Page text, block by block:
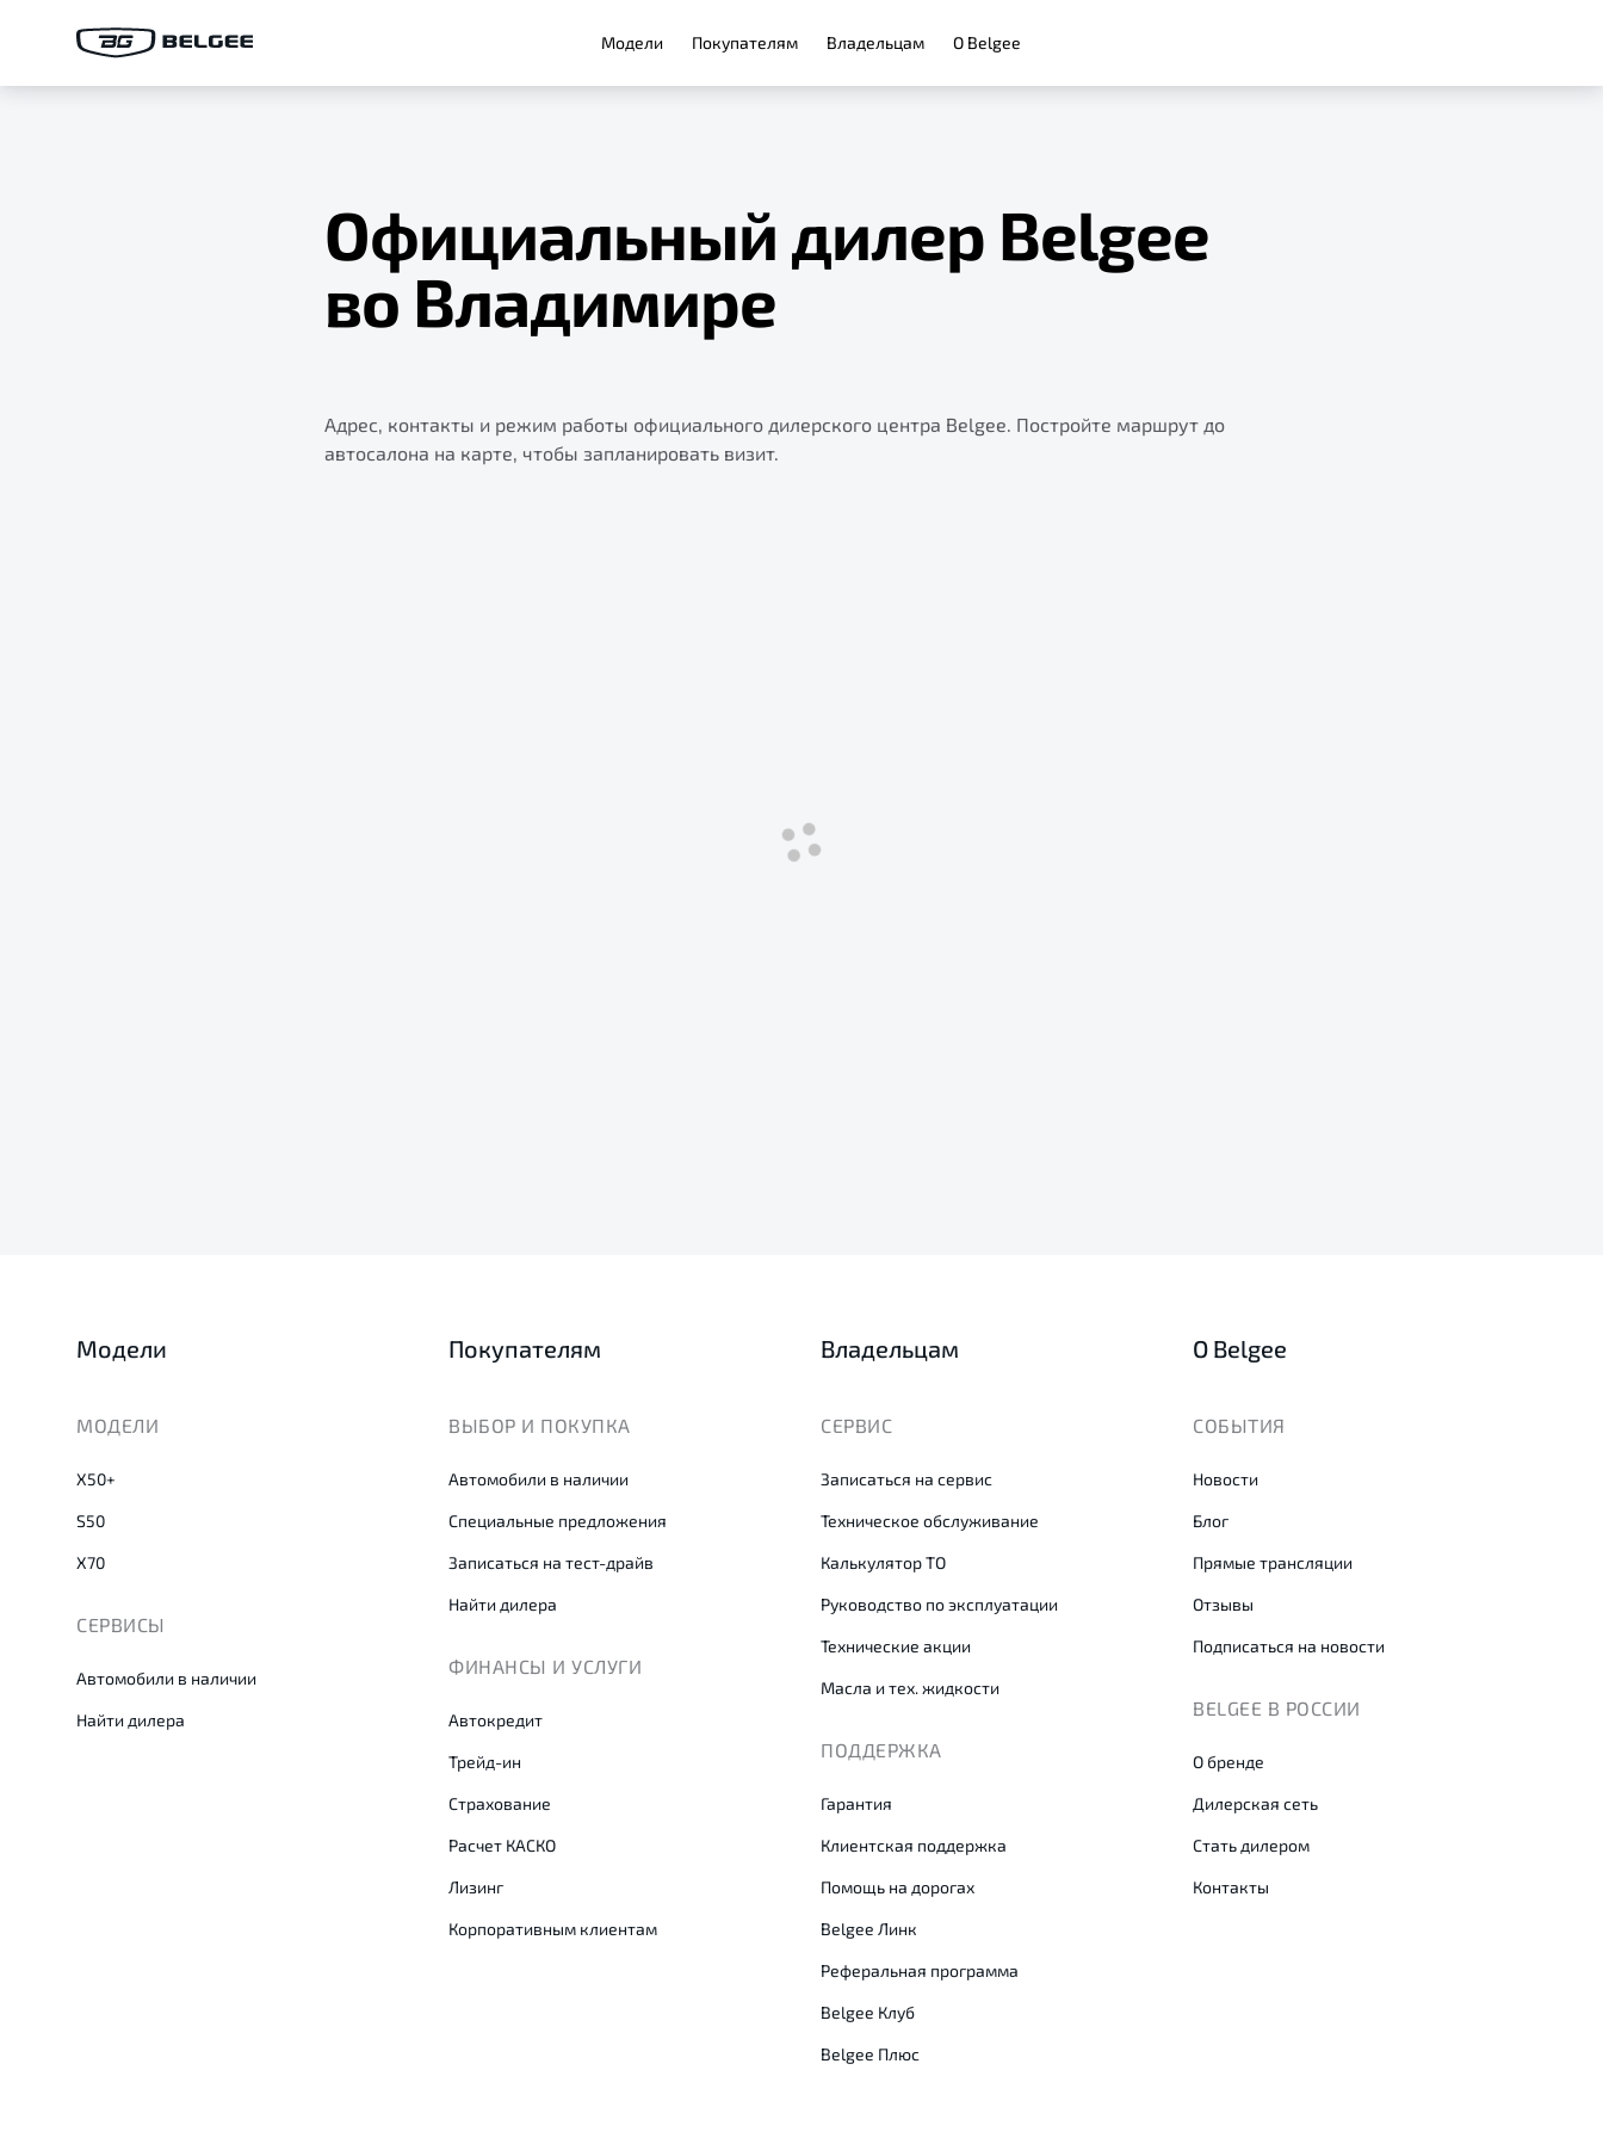
Модели Покупателям Владельцам О Belgee
Официальный дилер Belgee
во Владимире
Адрес, контакты и режим работы официального дилерского центра Belgee. Постройте маршрут до
автосалона на карте, чтобы запланировать визит.
Модели
МОДЕЛИ
X50+
S50
X70
СЕРВИСЫ
Автомобили в наличии
Найти дилера
Покупателям
ВЫБОР И ПОКУПКА
Автомобили в наличии
Специальные предложения
Записаться на тест-драйв
Найти дилера
ФИНАНСЫ И УСЛУГИ
Автокредит
Трейд-ин
Страхование
Расчет КАСКО
Лизинг
Корпоративным клиентам
Владельцам
СЕРВИС
Записаться на сервис
Техническое обслуживание
Калькулятор ТО
Руководство по эксплуатации
Технические акции
Масла и тех. жидкости
ПОДДЕРЖКА
Гарантия
Клиентская поддержка
Помощь на дорогах
Belgee Линк
Реферальная программа
Belgee Клуб
Belgee Плюс
О Belgee
СОБЫТИЯ
Новости
Блог
Прямые трансляции
Отзывы
Подписаться на новости
BELGEE В РОССИИ
О бренде
Дилерская сеть
Стать дилером
Контакты